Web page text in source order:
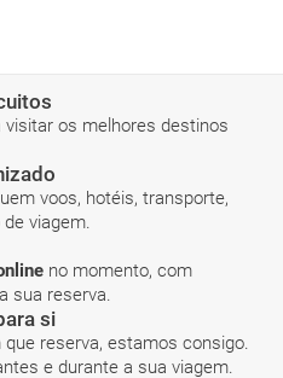
os melhores destinos
voos, hotéis, transporte,
viagem.
no momento, com
sua reserva.
si
reserva, estamos consigo.
e durante a sua viagem.